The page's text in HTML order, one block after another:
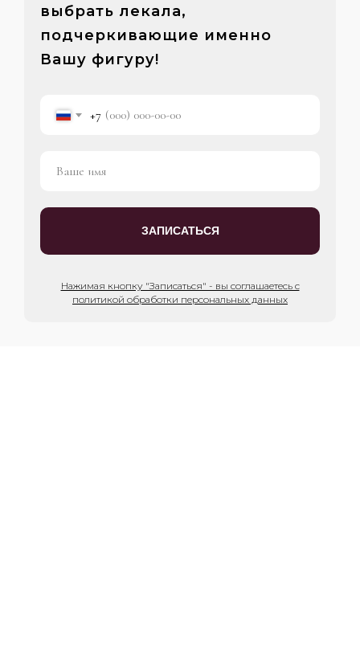
выбрать лекала,
подчеркивающие именно
Вашу фигуру!
+7
ЗАПИСАТЬСЯ
Нажимая кнопку "Записаться" - вы соглашаетесь с
политикой обработки персональных данных